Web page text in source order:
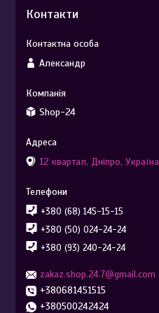
Контакти
Александр
Shop-24
12 квартал, Дніпро, Україна
+380 (68) 145-15-15
+380 (50) 024-24-24
+380 (93) 240-24-24
zakaz.shop.24.7@gmail.com
+380681451515
+380500242424